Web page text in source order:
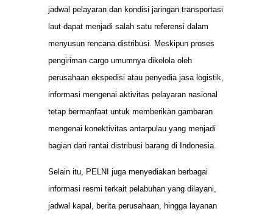
jadwal pelayaran dan kondisi jaringan transportasi
laut dapat menjadi salah satu referensi dalam
menyusun rencana distribusi. Meskipun proses
pengiriman cargo umumnya dikelola oleh
perusahaan ekspedisi atau penyedia jasa logistik,
informasi mengenai aktivitas pelayaran nasional
tetap bermanfaat untuk memberikan gambaran
mengenai konektivitas antarpulau yang menjadi
bagian dari rantai distribusi barang di Indonesia.
Selain itu, PELNI juga menyediakan berbagai
informasi resmi terkait pelabuhan yang dilayani,
jadwal kapal, berita perusahaan, hingga layanan